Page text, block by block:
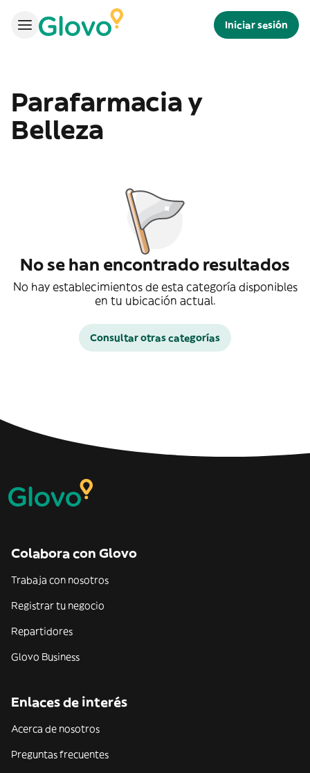
Iniciar sesión
Parafarmacia y
Belleza
No se han encontrado resultados
No hay establecimientos de esta categoría disponibles
en tu ubicación actual.
Consultar otras categorías
Colabora con Glovo
Trabaja con nosotros
Registrar tu negocio
Repartidores
Glovo Business
Enlaces de interés
Acerca de nosotros
Preguntas frecuentes